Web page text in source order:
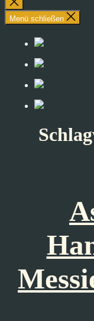
schließen
Menü schließen